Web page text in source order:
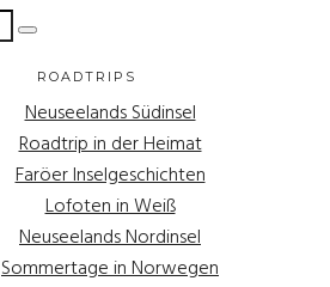
ROADTRIPS
Neuseelands Südinsel
Roadtrip in der Heimat
Faröer Inselgeschichten
Lofoten in Weiß
Neuseelands Nordinsel
Sommertage in Norwegen